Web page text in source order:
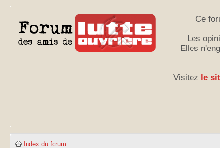
Ce
Les
Elles
Visitez le
Index du forum